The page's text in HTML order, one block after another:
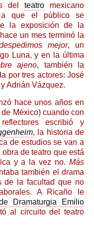
delteatro mexicano
a que el público se
la exposición de la
un mes terminó la
mejor, un
Luna, y en la última
ajeno, también la
por tres actores: José
Adrián Vázquez.
hace unos años en
México) cuando con
escribió y
, la historia de
de estudios se van a
de teatro que está
y a la vez no. Más
también el drama
de la facultad que no
A Ricaño le
Dramaturgia Emilio
al circuito del teatro